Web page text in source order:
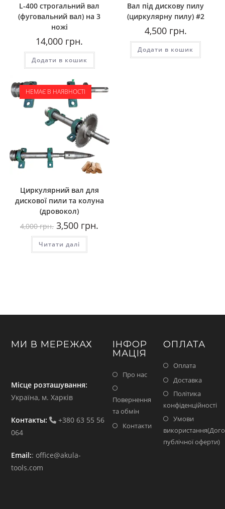
L-400 строгальний вал
(фуговальний вал) на 3
ножі
14,000 грн.
Додати в кошик
Вал під дискову пилу
(циркулярну пилу) #2
4,500грн.
Додати в кошик
НЕМАЄ В НАЯВНОСТІ
Циркулярний вал для
дискової пили та колуна
(дровокол)
4,000грн. Оригінальна
ціна:
4,000
грн..
3,500 грн.
Читати далі
МИ В МЕРЕЖАХ
Місце розташування:
Україна, м. Харків
Контакты:
+380 63 55 56
064
Email::office@akula-
tools.com
ІНФОР
МАЦІЯ
Про нас
Повернення
та обмін
Контакти
ОПЛАТА
Оплата
Доставка
Політика
конфіденційності
Умови
публічної оферти)